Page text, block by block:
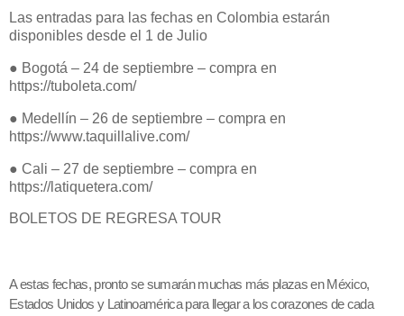
Las entradas para las fechas en Colombia estarán
disponibles desde el 1 de Julio
● Bogotá – 24 de septiembre – compra en
https://tuboleta.com/
● Medellín – 26 de septiembre – compra en
https://www.taquillalive.com/
● Cali – 27 de septiembre – compra en
https://latiquetera.com/
BOLETOS DE REGRESA TOUR
A estas fechas, pronto se sumarán muchas más plazas en México,
Estados Unidos y Latinoamérica para llegar a los corazones de cada